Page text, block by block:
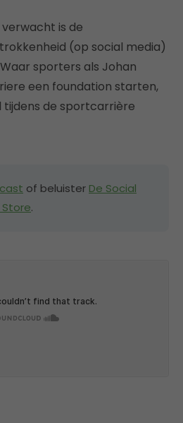
is de
(op social media)
sporters als Johan
een foundation starten,
tijdens de sportcarrière
of beluister De Social
.